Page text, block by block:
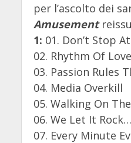
per l’ascolto dei
Amusement
1: 01. Don’t Stop
02. Rhythm Of Love
03. Passion Rules
04. Media Overkill
05. Walking On
06. We Let It
07. Every Minute